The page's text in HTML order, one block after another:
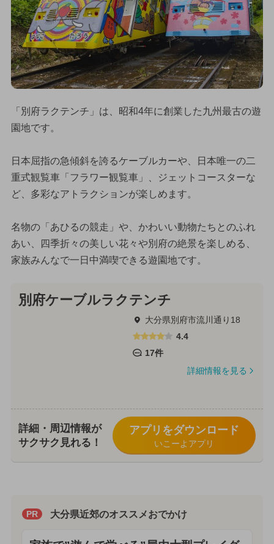
「別府ラクテンチ」は、昭和4年に創業した九州最古の遊
園地です。
日本屈指の急傾斜を誇るケーブルカーや、日本唯一の二
重式観覧車「フラワー観覧車」、ジェットコースターな
ど、多彩なアトラクションが楽しめます。
名物の「あひるの競走」や、かわいい動物たちとのふれ
あい、四季折々の美しい花々や別府の絶景を楽しめる、
家族みんなで一日中満喫できる遊園地です。
別府ケーブルラクテンチ
大分県別府市流川通り18
4.4
17件
詳細情報を見る
詳細・周辺情報が
サクサク見れる！
アプリをダウンロード
いこーよアプリ
PR 大分県近郊のオススメおでかけ